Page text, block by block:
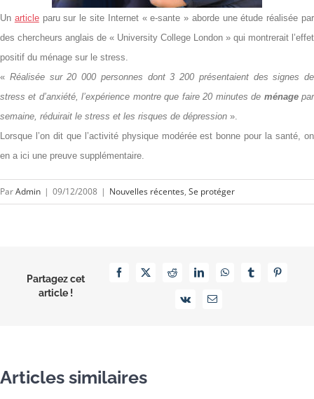
Un articleparu sur le site Internet « e-sante » aborde une étude réalisée par
des chercheurs anglais de « University College London » qui montrerait l’effet
positif du ménage sur le stress.
« Réalisée sur 20 000 personnes dont 3 200 présentaient des signes de
stress et d’anxiété, l’expérience montre que faire 20 minutes de ménagepar
semaine, réduirait le stress et les risques de dépression ».
Lorsque l’on dit que l’activité physique modérée est bonne pour la santé, on
en a ici une preuve supplémentaire.
ParAdmin | 09/12/2008 | Nouvelles récentes, Se protéger
Partagez cet
article !
Facebook
X RedditLinkedInWhatsAppTumblrPinterest
Vk Email
Articles similaires